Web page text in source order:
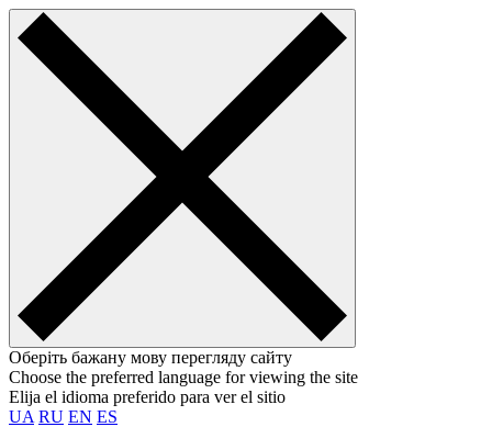
Оберіть бажану мову перегляду сайту
Choose the preferred language for viewing the site
Elija el idioma preferido para ver el sitio
UA RU EN ES